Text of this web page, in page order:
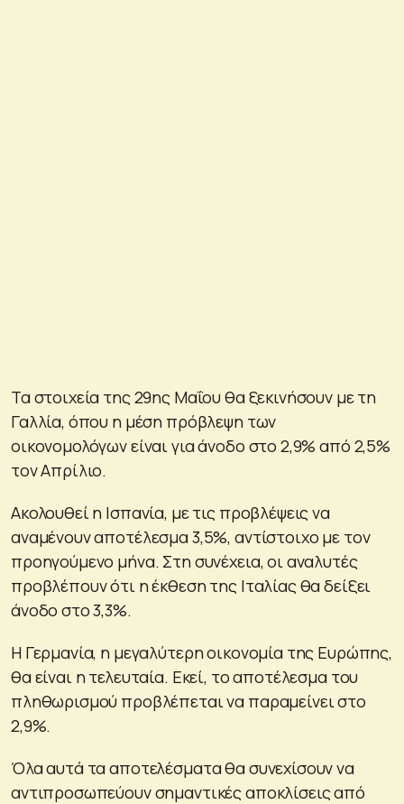
Τα στοιχεία της 29ης Μαΐου θα ξεκινήσουν με τη
Γαλλία, όπου η μέση πρόβλεψη των
οικονομολόγων είναι για άνοδο στο 2,9% από 2,5%
τον Απρίλιο.
Ακολουθεί η Ισπανία, με τις προβλέψεις να
αναμένουν αποτέλεσμα 3,5%, αντίστοιχο με τον
προηγούμενο μήνα. Στη συνέχεια, οι αναλυτές
προβλέπουν ότι η έκθεση της Ιταλίας θα δείξει
άνοδο στο 3,3%.
Η Γερμανία, η μεγαλύτερη οικονομία της Ευρώπης,
θα είναι η τελευταία. Εκεί, το αποτέλεσμα του
πληθωρισμού προβλέπεται να παραμείνει στο
2,9%.
Όλα αυτά τα αποτελέσματα θα συνεχίσουν να
αντιπροσωπεύουν σημαντικές αποκλίσεις από